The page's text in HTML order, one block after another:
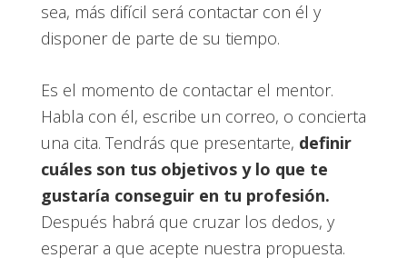
sea, más difícil será contactar con él y
disponer de parte de su tiempo.
Es el momento de contactar el mentor.
Habla con él, escribe un correo, o concierta
una cita. Tendrás que presentarte, definir
cuáles son tus objetivos y lo que te
gustaría conseguir en tu profesión.
Después habrá que cruzar los dedos, y
esperar a que acepte nuestra propuesta.